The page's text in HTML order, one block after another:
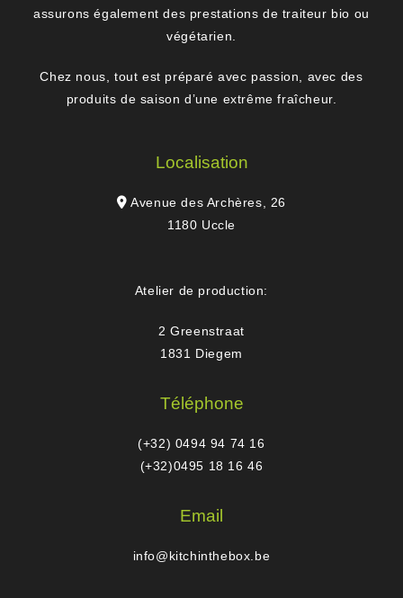
assurons également des prestations de traiteur bio ou
végétarien.
Chez nous, tout est préparé avec passion, avec des
produits de saison d’une extrême fraîcheur.
Localisation
Avenue des Archères, 26
1180 Uccle
Atelier de production:
2 Greenstraat
1831 Diegem
Téléphone
(+32) 0494 94 74 16
(+32)0495 18 16 46
Email
info@kitchinthebox.be